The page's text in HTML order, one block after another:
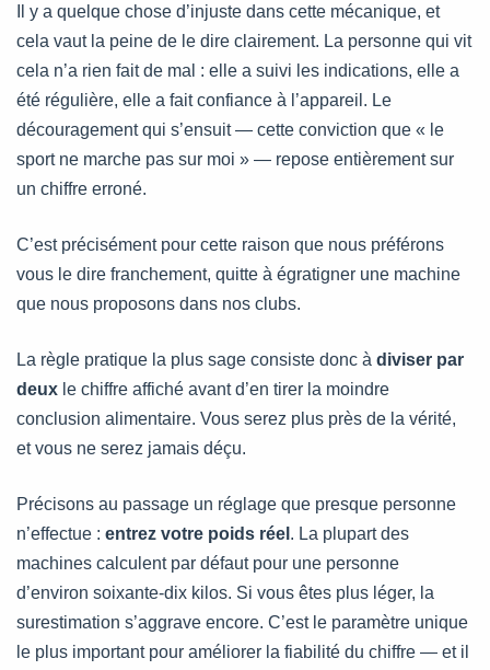
Il y a quelque chose d’injuste dans cette mécanique, et
cela vaut la peine de le dire clairement. La personne qui vit
cela n’a rien fait de mal : elle a suivi les indications, elle a
été régulière, elle a fait confiance à l’appareil. Le
découragement qui s’ensuit — cette conviction que « le
sport ne marche pas sur moi » — repose entièrement sur
un chiffre erroné.
C’est précisément pour cette raison que nous préférons
vous le dire franchement, quitte à égratigner une machine
que nous proposons dans nos clubs.
La règle pratique la plus sage consiste donc à diviser par
deux le chiffre affiché avant d’en tirer la moindre
conclusion alimentaire. Vous serez plus près de la vérité,
et vous ne serez jamais déçu.
Précisons au passage un réglage que presque personne
n’effectue : entrez votre poids réel . La plupart des
machines calculent par défaut pour une personne
d’environ soixante-dix kilos. Si vous êtes plus léger, la
surestimation s’aggrave encore. C’est le paramètre unique
le plus important pour améliorer la fiabilité du chiffre — et il